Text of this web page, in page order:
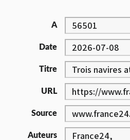
A
Date
Titre
URL
Source
Auteurs